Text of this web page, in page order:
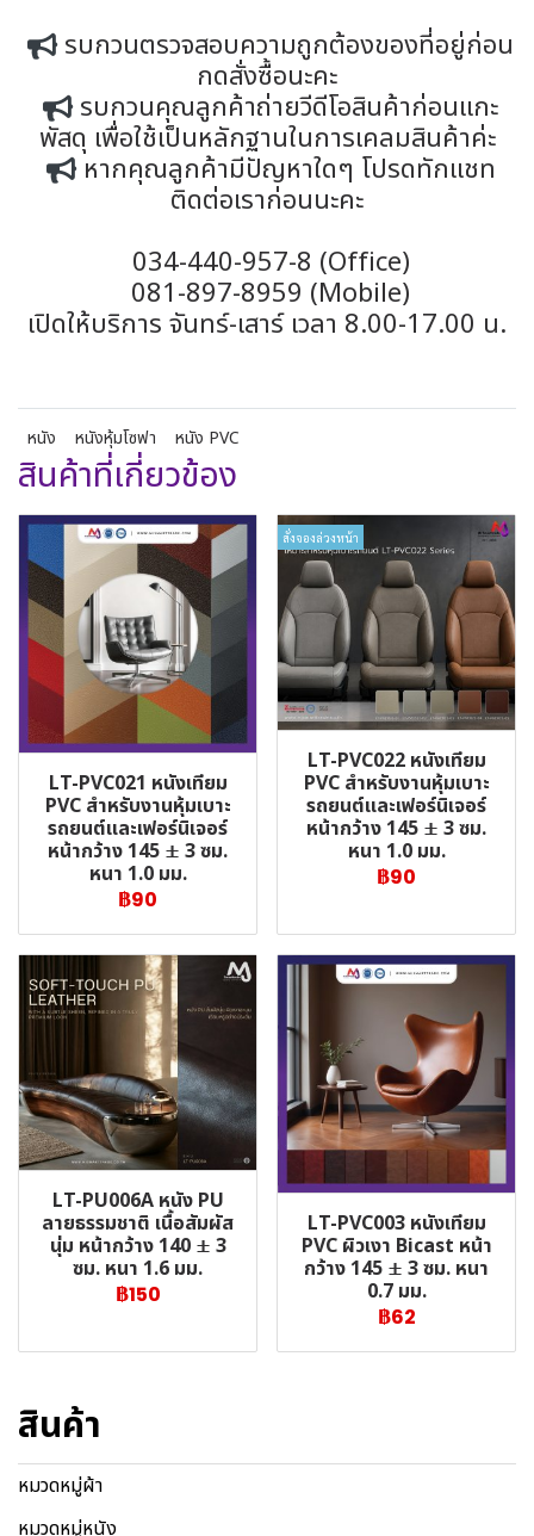
รบกวนตรวจสอบความถูกต้องของที่อยู่ก่อน
กดสั่งซื้อนะคะ
รบกวนคุณลูกค้าถ่ายวีดีโอสินค้าก่อนแกะ
พัสดุ เพื่อใช้เป็นหลักฐานในการเคลมสินค้าค่ะ
หากคุณลูกค้ามีปัญหาใดๆ โปรดทักแชท
ติดต่อเราก่อนนะคะ
034-440-957-8 (Office)
081-897-8959 (Mobile)
เปิดให้บริการ จันทร์-เสาร์ เวลา 8.00-17.00 น.
หนัง หนังหุ้มโซฟา หนัง PVC
สินค้าที่เกี่ยวข้อง
LT-PVC021 หนังเทียม
PVC สำหรับงานหุ้มเบาะ
รถยนต์และเฟอร์นิเจอร์
หน้ากว้าง 145 ± 3 ซม.
หนา 1.0 มม.
฿90
สั่งจองล่วงหน้า
LT-PVC022 หนังเทียม
PVC สำหรับงานหุ้มเบาะ
รถยนต์และเฟอร์นิเจอร์
หน้ากว้าง 145 ± 3 ซม.
หนา 1.0 มม.
฿90
LT-PU006A หนัง PU
ลายธรรมชาติ เนื้อสัมผัส
นุ่ม หน้ากว้าง 140 ± 3
ซม. หนา 1.6 มม.
฿150
LT-PVC003 หนังเทียม
PVC ผิวเงา Bicast หน้า
กว้าง 145 ± 3 ซม. หนา
0.7 มม.
฿62
สินค้า
หมวดหมู่ผ้า
หมวดหมู่หนัง